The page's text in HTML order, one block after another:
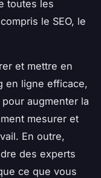
toutes les
le SEO, le
et mettre en
en ligne efficace,
augmenter la
mesurer et
En outre,
des experts
ce que vous